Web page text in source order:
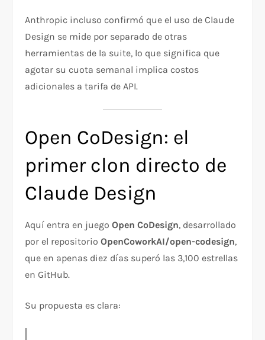
Anthropic incluso confirmó que el uso de Claude
Design se mide por separado de otras
herramientas de la suite, lo que significa que
agotar su cuota semanal implica costos
adicionales a tarifa de API.
Open CoDesign: el
primer clon directo de
Claude Design
Aquí entra en juegoOpen CoDesign, desarrollado
por el repositorioOpenCoworkAI/open-codesign,
que en apenas diez días superó las 3,100 estrellas
en GitHub.
Su propuesta es clara: